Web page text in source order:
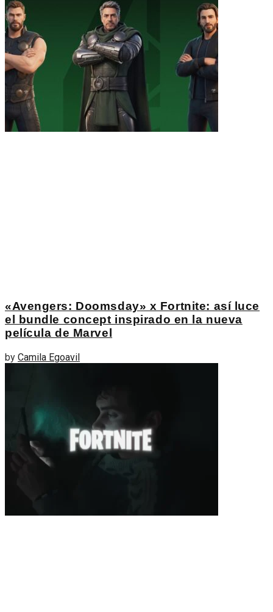
«Avengers: Doomsday» x Fortnite: así luce
el bundle concept inspirado en la nueva
película de Marvel
by Camila Egoavil